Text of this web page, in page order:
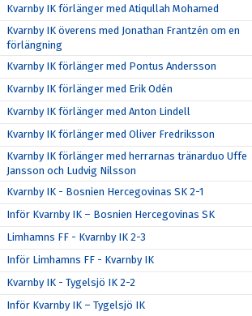
Kvarnby IK förlänger med Atiqullah Mohamed
Kvarnby IK överens med Jonathan Frantzén om en
förlängning
Kvarnby IK förlänger med Pontus Andersson
Kvarnby IK förlänger med Erik Odén
Kvarnby IK förlänger med Anton Lindell
Kvarnby IK förlänger med Oliver Fredriksson
Kvarnby IK förlänger med herrarnas tränarduo Uffe
Jansson och Ludvig Nilsson
Kvarnby IK - Bosnien Hercegovinas SK 2-1
Inför Kvarnby IK – Bosnien Hercegovinas SK
Limhamns FF - Kvarnby IK 2-3
Inför Limhamns FF - Kvarnby IK
Kvarnby IK - Tygelsjö IK 2-2
Inför Kvarnby IK – Tygelsjö IK